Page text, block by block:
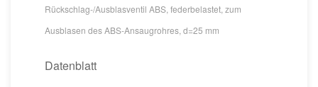
Rückschlag-/Ausblasventil ABS, federbelastet, zum
Ausblasen des ABS-Ansaugrohres, d=25 mm
Datenblatt